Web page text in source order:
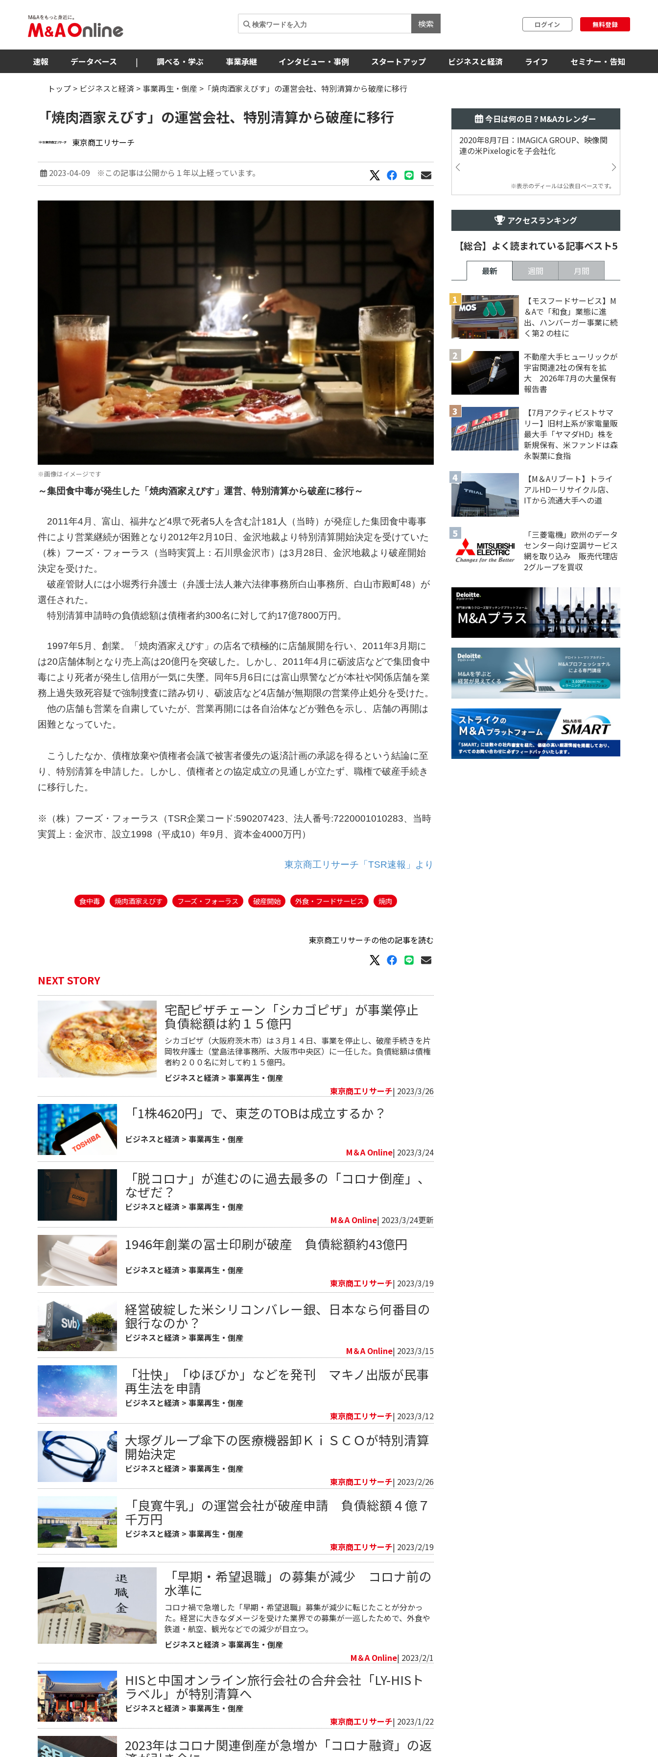
検索 ログイン 無料登録
速報 データベース | 調べる・学ぶ 事業承継 インタビュー・事例 スタートアップ ビジネスと経済 ライフ セミナー・告知
トップ > ビジネスと経済 > 事業再生・倒産 >「焼肉酒家えびす」の運営会社、特別清算から破産に移行
「焼肉酒家えびす」の運営会社、特別清算から破産に移行
東京商工リサーチ
2023-04-09 ※この記事は公開から１年以上経っています。
※画像はイメージです
～集団食中毒が発生した「焼肉酒家えびす」運営、特別清算から破産に移行～
2011年4月、富山、福井など4県で死者5人を含む計181人（当時）が発症した集団食中毒事
件により営業継続が困難となり2012年2月10日、金沢地裁より特別清算開始決定を受けていた
（株）フーズ・フォーラス（当時実質上：石川県金沢市）は3月28日、金沢地裁より破産開始
決定を受けた。
破産管財人には小堀秀行弁護士（弁護士法人兼六法律事務所白山事務所、白山市殿町48）が
選任された。
特別清算申請時の負債総額は債権者約300名に対して約17億7800万円。
1997年5月、創業。「焼肉酒家えびす」の店名で積極的に店舗展開を行い、2011年3月期に
は20店舗体制となり売上高は20億円を突破した。しかし、2011年4月に砺波店などで集団食中
毒により死者が発生し信用が一気に失墜。同年5月6日には富山県警などが本社や関係店舗を業
務上過失致死容疑で強制捜査に踏み切り、砺波店など4店舗が無期限の営業停止処分を受けた。
他の店舗も営業を自粛していたが、営業再開には各自治体などが難色を示し、店舗の再開は
困難となっていた。
こうしたなか、債権放棄や債権者会議で被害者優先の返済計画の承認を得るという結論に至
り、特別清算を申請した。しかし、債権者との協定成立の見通しが立たず、職権で破産手続き
に移行した。
※（株）フーズ・フォーラス（TSR企業コード:590207423、法人番号:7220001010283、当時
実質上：金沢市、設立1998（平成10）年9月、資本金4000万円）
東京商工リサーチ「TSR速報」より
食中毒 焼肉酒家えびす フーズ・フォーラス 破産開始 外食・フードサービス 焼肉
東京商工リサーチの他の記事を読む
NEXT STORY
宅配ピザチェーン「シカゴピザ」が事業停止
負債総額は約１５億円
シカゴピザ（大阪府茨木市）は３月１４日、事業を停止し、破産手続きを片
岡牧弁護士（堂島法律事務所、大阪市中央区）に一任した。負債総額は債権
者約２００名に対して約１５億円。
ビジネスと経済> 事業再生・倒産
東京商工リサーチ| 2023/3/26
「1株4620円」で、東芝のTOBは成立するか？
ビジネスと経済 >事業再生・倒産
M＆A Online| 2023/3/24
「脱コロナ」が進むのに過去最多の「コロナ倒産」、
なぜだ？
ビジネスと経済 >事業再生・倒産
M＆A Online| 2023/3/24更新
1946年創業の冨士印刷が破産 負債総額約43億円
ビジネスと経済 >事業再生・倒産
東京商工リサーチ| 2023/3/19
経営破綻した米シリコンバレー銀、日本なら何番目の
銀行なのか？
ビジネスと経済 >事業再生・倒産
M＆A Online| 2023/3/15
「壮快」「ゆほびか」などを発刊 マキノ出版が民事
再生法を申請
ビジネスと経済 >事業再生・倒産
東京商工リサーチ| 2023/3/12
大塚グループ傘下の医療機器卸ＫｉＳＣＯが特別清算
開始決定
ビジネスと経済 >事業再生・倒産
東京商工リサーチ| 2023/2/26
「良寛牛乳」の運営会社が破産申請 負債総額４億７
千万円
ビジネスと経済 >事業再生・倒産
東京商工リサーチ| 2023/2/19
「早期・希望退職」の募集が減少 コロナ前の
水準に
コロナ禍で急増した「早期・希望退職」募集が減少に転じたことが分かっ
た。経営に大きなダメージを受けた業界での募集が一巡したためで、外食や
鉄道・航空、観光などでの減少が目立つ。
ビジネスと経済> 事業再生・倒産
M＆A Online| 2023/2/1
HISと中国オンライン旅行会社の合弁会社「LY-HISト
ラベル」が特別清算へ
ビジネスと経済 >事業再生・倒産
東京商工リサーチ| 2023/1/22
2023年はコロナ関連倒産が急増か「コロナ融資」の返
今日は何の日？M&Aカレンダー
2020年8月7日：IMAGICA GROUP、映像関
連の米Pixelogicを子会社化
※表示のディールは公表日ベースです。
アクセスランキング
【総合】よく読まれている記事ベスト5
最新 週間 月間
【モスフードサービス】M
＆Aで「和食」業態に進
出、ハンバーガー事業に続
く第2 の柱に
不動産大手ヒューリックが
宇宙関連2社の保有を拡
大 2026年7月の大量保有
報告書
【7月アクティビストサマ
リー】旧村上系が家電量販
最大手「ヤマダHD」株を
新規保有、米ファンドは森
永製菓に食指
【M＆Aリブート】トライ
アルHD－リサイクル店、
ITから流通大手への道
「三菱電機」欧州のデータ
センター向け空調サービス
網を取り込み 販売代理店
2グループを買収